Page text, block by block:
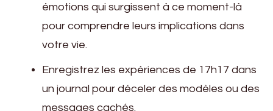
émotions qui surgissent à ce moment-là
pour comprendre leurs implications dans
votre vie.
Enregistrez les expériences de 17h17 dans
un journal pour déceler des modèles ou des
messages cachés.